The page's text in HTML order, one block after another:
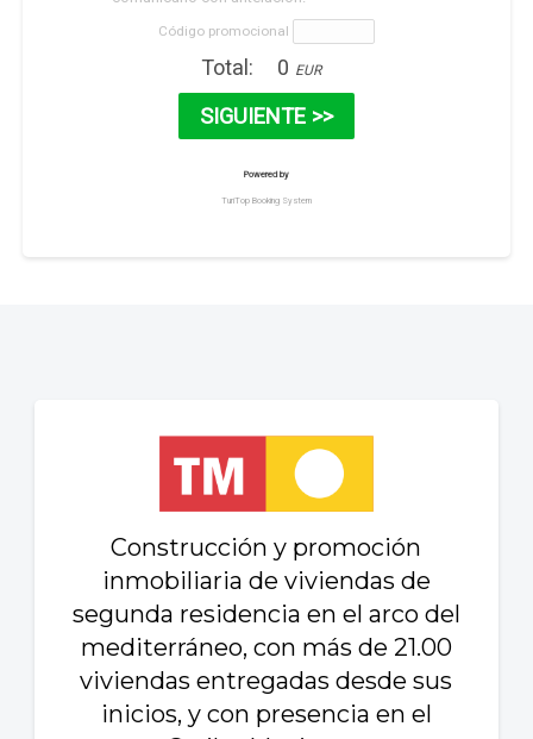
Construcción y promoción
inmobiliaria de viviendas de
segunda residencia en el arco del
mediterráneo, con más de 21.00
viviendas entregadas desde sus
inicios, y con presencia en el